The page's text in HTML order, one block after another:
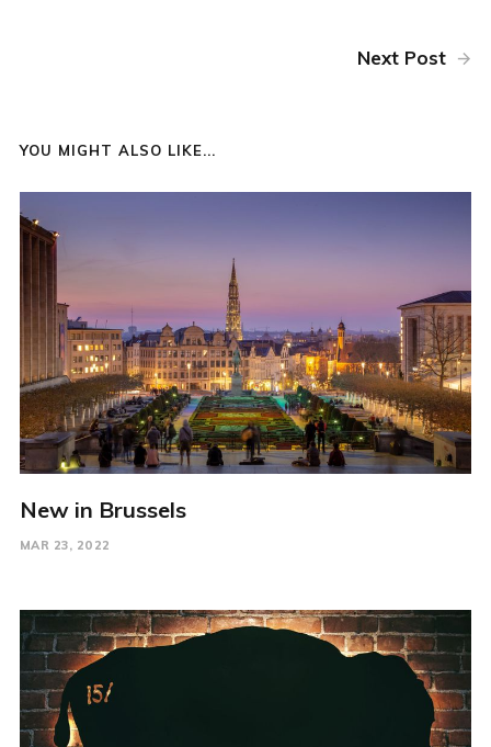
Next Post
YOU MIGHT ALSO LIKE...
New in Brussels
MAR 23, 2022